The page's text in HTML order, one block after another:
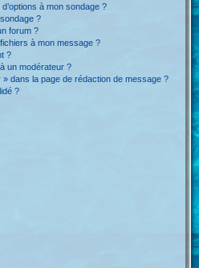
à mon sondage ?
?
forum ?
à mon message ?
?
un modérateur ?
dans la page de rédaction de message ?
?